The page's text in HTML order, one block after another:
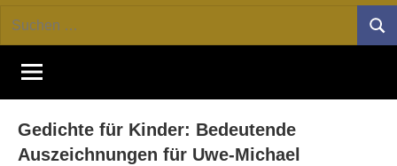
GEDICHT
blog
Forum
von
DAS
Lyrik,
Suchen
Gedichte für Kinder: Bedeutende
Auszeichnungen für Uwe-Michael